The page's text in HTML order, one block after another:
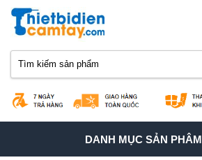
TOGGLE
DANH MỤC SẢN PHÂM